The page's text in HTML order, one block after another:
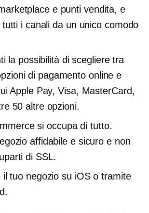
e punti vendita, e
i canali da un unico comodo
la possibilità di scegliere tra
di pagamento online e
Apple Pay, Visa, MasterCard,
50 altre opzioni.
si occupa di tutto.
affidabile e sicuro e non
di SSL.
il tuo negozio su iOS o tramite